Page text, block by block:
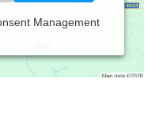
Management
Webseite:
Sie uns persönlich